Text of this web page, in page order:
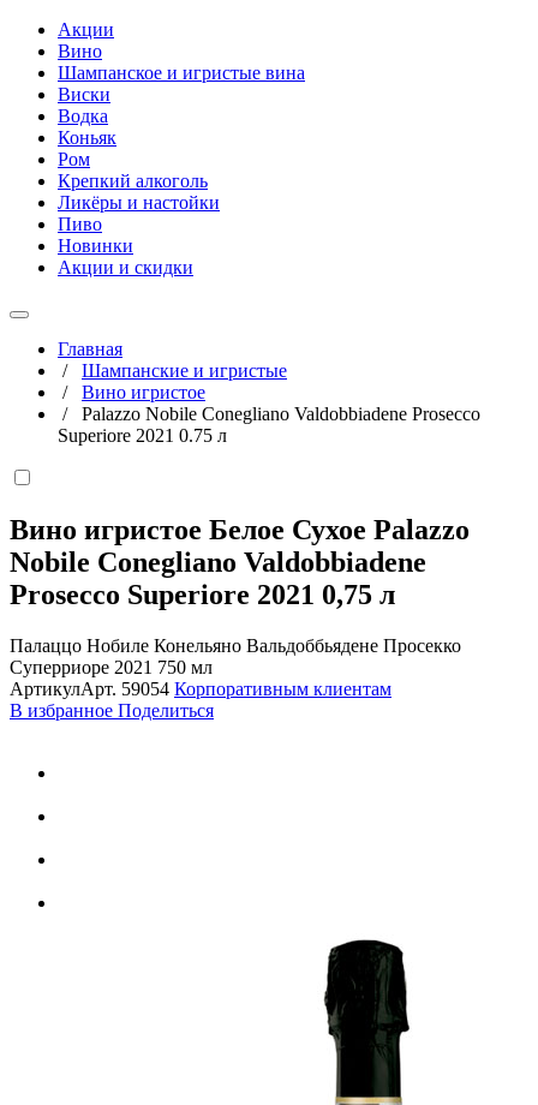
Акции
Вино
Шампанское и игристые вина
Виски
Водка
Коньяк
Ром
Крепкий алкоголь
Ликёры и настойки
Пиво
Новинки
Акции и скидки
Главная
/ Шампанские и игристые
/ Вино игристое
/ Palazzo Nobile Conegliano Valdobbiadene Prosecco
Superiore 2021 0.75 л
Вино игристое Белое Сухое Palazzo
Nobile Conegliano Valdobbiadene
Prosecco Superiore 2021 0,75 л
Палаццо Нобиле Конельяно Вальдоббьядене Просекко
Суперриоре 2021 750 мл
АртикулАрт. 59054 Корпоративным клиентам
В избранное Поделиться